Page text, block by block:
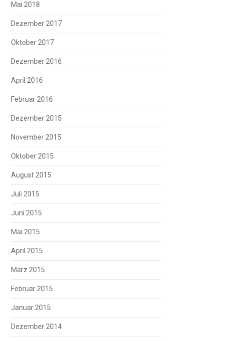
Mai 2018
Dezember 2017
Oktober 2017
Dezember 2016
April 2016
Februar 2016
Dezember 2015
November 2015
Oktober 2015
August 2015
Juli 2015
Juni 2015
Mai 2015
April 2015
März 2015
Februar 2015
Januar 2015
Dezember 2014